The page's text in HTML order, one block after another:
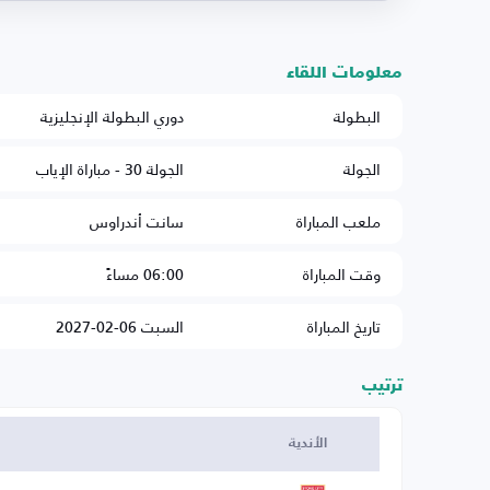
معلومات اللقاء
البطولة
دوري البطولة الإنجليزية
الجولة
الجولة 30 - مباراة الإياب
ملعب المباراة
سانت أندراوس
وقت المباراة
06:00 مساءً
تاريخ المباراة
السبت 06-02-2027
ترتيب
الأندية